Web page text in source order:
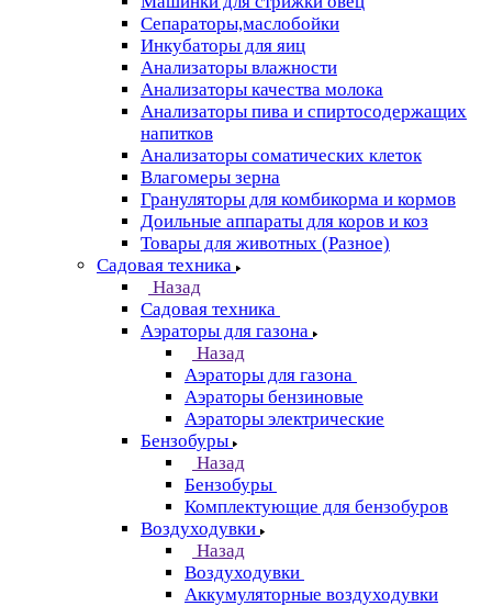
Сепараторы,маслобойки
Инкубаторы для яиц
Анализаторы влажности
Анализаторы качества молока
Анализаторы пива и спиртосодержащих
напитков
Анализаторы соматических клеток
Влагомеры зерна
Грануляторы для комбикорма и кормов
Доильные аппараты для коров и коз
Товары для животных (Разное)
Садовая техника
Назад
Садовая техника
Аэраторы для газона
Назад
Аэраторы для газона
Аэраторы бензиновые
Аэраторы электрические
Бензобуры
Назад
Бензобуры
Комплектующие для бензобуров
Воздуходувки
Назад
Воздуходувки
Аккумуляторные воздуходувки